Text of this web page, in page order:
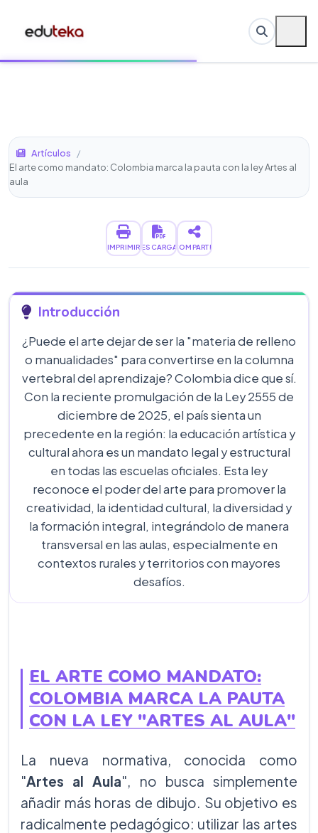
Artículos
/
El arte como mandato: Colombia marca la pauta con la ley Artes al
aula
IMPRIMIRDESCARGARCOMPARTIR
Introducción
¿Puede el arte dejar de ser la "materia de relleno
o manualidades" para convertirse en la columna
vertebral del aprendizaje? Colombia dice que sí.
Con la reciente promulgación de la Ley 2555 de
diciembre de 2025, el país sienta un
precedente en la región: la educación artística y
cultural ahora es un mandato legal y estructural
en todas las escuelas oficiales. Esta ley
reconoce el poder del arte para promover la
creatividad, la identidad cultural, la diversidad y
la formación integral, integrándolo de manera
transversal en las aulas, especialmente en
contextos rurales y territorios con mayores
desafíos.
EL ARTE COMO MANDATO:
COLOMBIA MARCA LA PAUTA
CON LA LEY "ARTES AL AULA"
La nueva normativa, conocida como
"Artes al Aula", no busca simplemente
añadir más horas de dibujo. Su objetivo es
radicalmente pedagógico: utilizar las artes